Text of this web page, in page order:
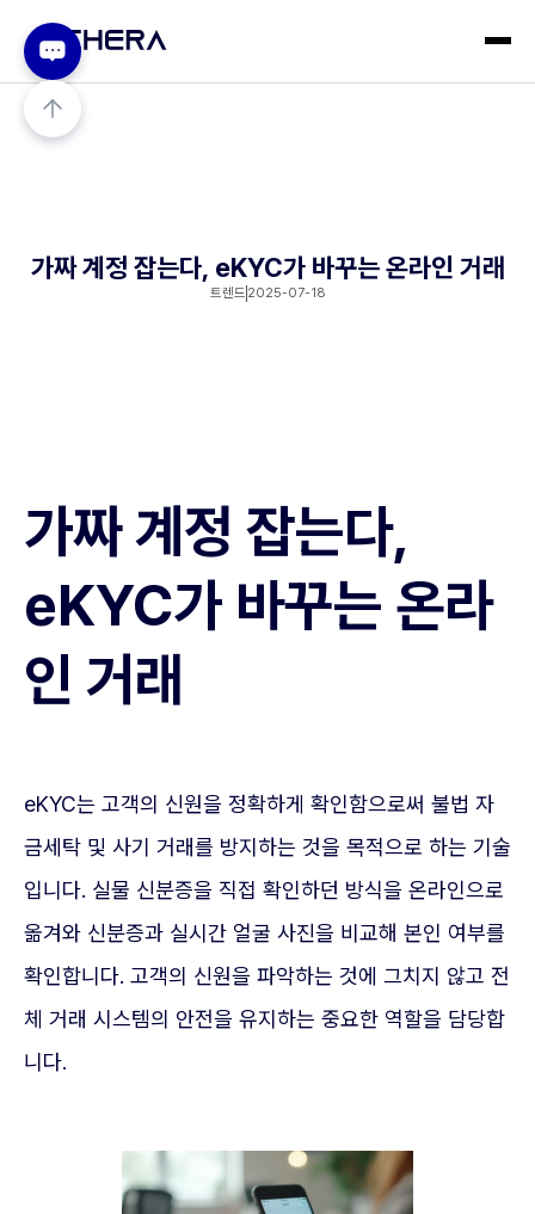
가짜 계정 잡는다, eKYC가 바꾸는 온라인 거래
트렌드 2025-07-18
가짜 계정 잡는다,
eKYC가 바꾸는 온라
인 거래
eKYC는 고객의 신원을 정확하게 확인함으로써 불법 자
금세탁 및 사기 거래를 방지하는 것을 목적으로 하는 기술
입니다. 실물 신분증을 직접 확인하던 방식을 온라인으로
옮겨와 신분증과 실시간 얼굴 사진을 비교해 본인 여부를
확인합니다. 고객의 신원을 파악하는 것에 그치지 않고 전
체 거래 시스템의 안전을 유지하는 중요한 역할을 담당합
니다.